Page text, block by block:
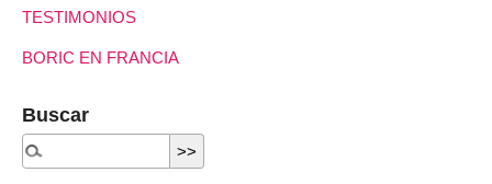
TESTIMONIOS
BORIC EN FRANCIA
Buscar